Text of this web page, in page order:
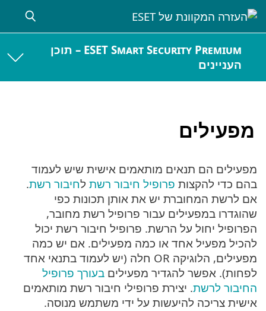
ESET Smart Security Premium – תוכן
העניינים
מפעילים
מפעילים הם תנאים מותאמים אישית שיש לעמוד
בהם כדי להקצות פרופיל חיבור רשת לחיבור רשת.
אם לרשת המחוברת יש את אותן תכונות כפי
שהוגדרו במפעילים עבור פרופיל רשת מחובר,
הפרופיל יחול על הרשת. פרופיל חיבור רשת יכול
להכיל מפעיל אחד או כמה מפעילים. אם יש כמה
מפעילים, הלוגיקה OR חלה (יש לעמוד בתנאי אחד
לפחות). אפשר להגדיר מפעילים בעורך פרופיל
החיבור לרשת. יצירת פרופילי חיבור רשת מותאמים
אישית צריכה להיעשות על ידי משתמש מנוסה.